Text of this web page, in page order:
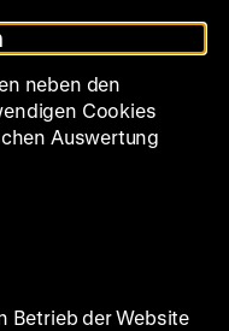
neben den
Cookies
Auswertung
Betrieb der Website